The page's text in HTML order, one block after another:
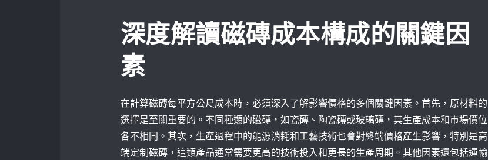
深度解讀磁磚成本構成的關鍵因
素
在計算磁磚每平方公尺成本時，必須深入了解影響價格的多個關鍵因素。首先，原材料的
選擇是至關重要的。不同種類的磁磚，如瓷磚、陶瓷磚或玻璃磚，其生產成本和市場價位
各不相同。其次，生產過程中的能源消耗和工藝技術也會對終端價格產生影響，特別是高
端定制磁磚，這類產品通常需要更高的技術投入和更長的生產周期。其他因素還包括運輸